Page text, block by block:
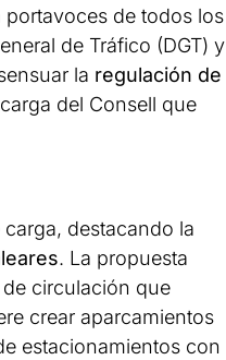
de todos los
de Tráfico (DGT) y
la regulación de
del Consell que
destacando la
. La propuesta
circulación que
crear aparcamientos
estacionamientos con